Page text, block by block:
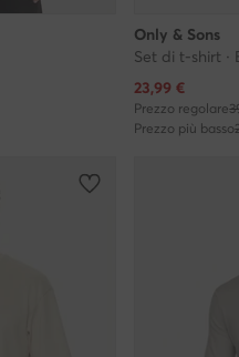
Only & Sons
Set di t-shirt ·
Prezzo attuale
23,99 €
Prezzo regolare
Prezzo più basso